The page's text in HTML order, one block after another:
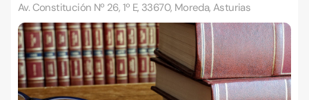
Av. Constitución Nº 26, 1º E, 33670, Moreda, Asturias